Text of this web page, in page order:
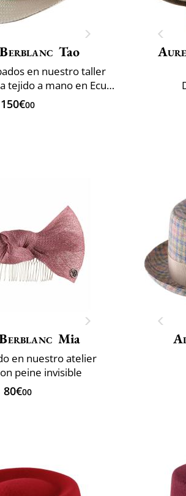
Tao
en nuestro taller
Sombrero panama tejido a mano en Ecuador
150€00
Mia
en nuestro atelier
peine invisible
80€00